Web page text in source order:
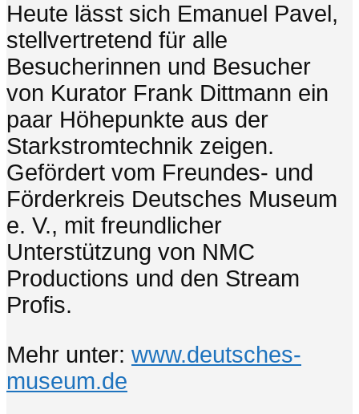
Heute lässt sich Emanuel Pavel,
stellvertretend für alle
Besucherinnen und Besucher
von Kurator Frank Dittmann ein
paar Höhepunkte aus der
Starkstromtechnik zeigen.
Gefördert vom Freundes- und
Förderkreis Deutsches Museum
e. V., mit freundlicher
Unterstützung von NMC
Productions und den Stream
Profis.
Mehr unter: www.deutsches-
museum.de